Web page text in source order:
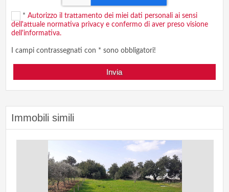
*Autorizzo il trattamento dei miei dati personali ai sensi
dell'attuale normativa privacy e confermo di aver preso visione
dell'informativa.
I campi contrassegnati con * sono obbligatori!
Immobili simili